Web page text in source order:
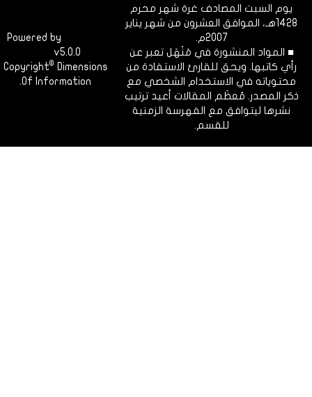
يوم السبت المصادف غرة شهر محرم
1428هـ، الموافق العشرون من شهر يناير
2007م.
■ المواد المنشورة في مَنْهَل تعبر عن
رأي كاتبها. ويحق للقارئ الاستفادة من
محتوياته في الاستخدام الشخصي مع
ذكر المصدر. مُعظَم المقالات أعيد ترتيب
نشرها ليتوافق مع الفهرسة الزمنية
للقسم.
Powered by
v5.0.0
Copyright©
Dimensions
Of Information.